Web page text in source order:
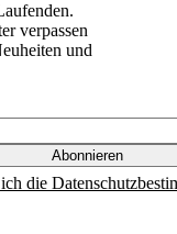
verpassen
und
die